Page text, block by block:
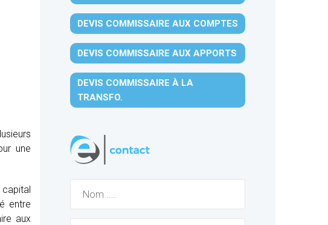
une
capital
entre
aux
DEVIS COMMISSAIRE AUX COMPTES
DEVIS COMMISSAIRE AUX APPORTS
DEVIS COMMISSAIRE À LA
TRANSFO.